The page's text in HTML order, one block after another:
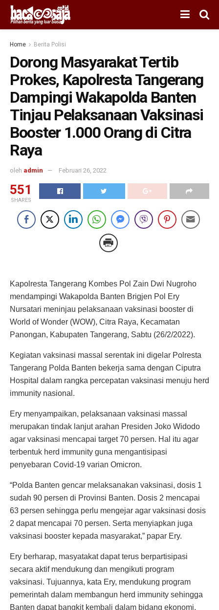
Home Berita Polisi
Dorong Masyarakat Tertib
Prokes, Kapolresta Tangerang
Dampingi Wakapolda Banten
Tinjau Pelaksanaan Vaksinasi
Booster 1.000 Orang di Citra
Raya
oleh admin Februari 26, 2022
551
SHARES
Kapolresta Tangerang Kombes Pol Zain Dwi Nugroho
mendampingi Wakapolda Banten Brigjen Pol Ery
Nursatari meninjau pelaksanaan vaksinasi booster di
World of Wonder (WOW), Citra Raya, Kecamatan
Panongan, Kabupaten Tangerang, Sabtu (26/2/2022).
Kegiatan vaksinasi massal serentak ini digelar Polresta
Tangerang Polda Banten bekerja sama dengan Ciputra
Hospital dalam rangka percepatan vaksinasi menuju herd
immunity nasional.
Ery menyampaikan, pelaksanaan vaksinasi massal
merupakan tindak lanjut arahan Presiden Joko Widodo
agar vaksinasi mencapai target 70 persen. Hal itu agar
terbentuk herd immunity guna mengantisipasi
penyebaran Covid-19 varian Omicron.
“Polda Banten gencar melaksanakan vaksinasi, dosis 1
sudah 90 persen di Provinsi Banten. Dosis 2 mencapai
63 persen sehingga perlu mengejar agar vaksinasi dosis
2 dapat mencapai 70 persen. Serta menyiapkan juga
vaksinasi booster kepada masyarakat,” papar Ery.
Ery berharap, masyatakat dapat terus berpartisipasi
secara aktif mendukung dan mengikuti program
vaksinasi. Tujuannya, kata Ery, mendukung program
pemerintah dalam membangun herd immunity sehingga
Banten dapat bangkit kembali dalam bidang ekonomi,